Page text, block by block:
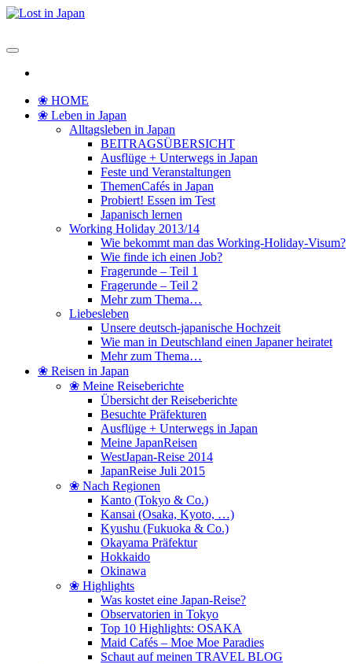
Zum
❀ HOME
❀ Leben in Japan
Alltagsleben in Japan
BEITRAGSÜBERSICHT
Ausflüge + Unterwegs in Japan
Feste und Veranstaltungen
ThemenCafés in Japan
Probiert! Essen im Test
Japanisch lernen
Working Holiday 2013/14
Wie bekommt man das Working-Holiday-Visum?
Wie finde ich einen Job?
Fragerunde – Teil 1
Fragerunde – Teil 2
Mehr zum Thema…
Liebesleben
Unsere deutsch-japanische Hochzeit
Wie man in Deutschland einen Japaner heiratet
Mehr zum Thema…
❀ Reisen in Japan
❀ Meine Reiseberichte
Übersicht der Reiseberichte
Besuchte Präfekturen
Ausflüge + Unterwegs in Japan
Meine JapanReisen
WestJapan-Reise 2014
JapanReise Juli 2015
❀ Nach Regionen
Kanto (Tokyo & Co.)
Kansai (Osaka, Kyoto, …)
Kyushu (Fukuoka & Co.)
Okayama Präfektur
Hokkaido
Okinawa
❀ Highlights
Was kostet eine Japan-Reise?
Observatorien in Tokyo
Top 10 Highlights: OSAKA
Maid Cafés – Moe Moe Paradies
Schaut auf meinen TRAVEL BLOG